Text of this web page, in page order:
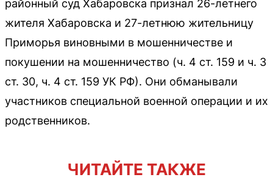
районный суд Хабаровска признал 26-летнего
жителя Хабаровска и 27-летнюю жительницу
Приморья виновными в мошенничестве и
покушении на мошенничество (ч. 4 ст. 159 и ч. 3
ст. 30, ч. 4 ст. 159 УК РФ). Они обманывали
участников специальной военной операции и их
родственников.
ЧИТАЙТЕ ТАКЖЕ